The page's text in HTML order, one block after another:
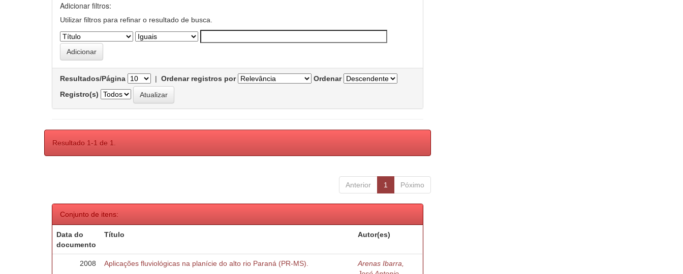
Adicionar filtros:
Utilizar filtros para refinar o resultado de busca.
Resultados/Página | Ordenar registros por
Ordenar
Registro(s)
Resultado 1-1 de 1.
Anterior 1 Póximo
Conjunto de itens:
Data do
documento
Título Autor(es)
2008 Aplicações fluviológicas na planície do alto rio Paraná (PR-MS).
Arenas Ibarra,